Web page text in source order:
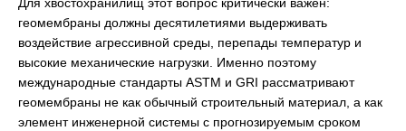
Для хвостохранилищ этот вопрос критически важен:
геомембраны должны десятилетиями выдерживать
воздействие агрессивной среды, перепады температур и
высокие механические нагрузки. Именно поэтому
международные стандарты ASTM и GRI рассматривают
геомембраны не как обычный строительный материал, а как
элемент инженерной системы с прогнозируемым сроком